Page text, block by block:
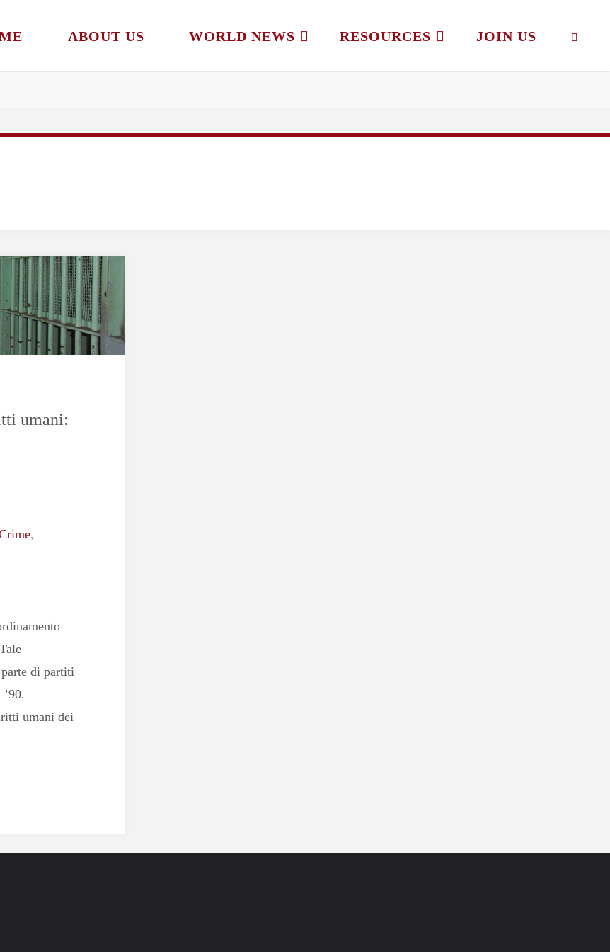
ABOUT US WORLD NEWS RESOURCES JOIN US
umani:
,
di partiti
umani dei